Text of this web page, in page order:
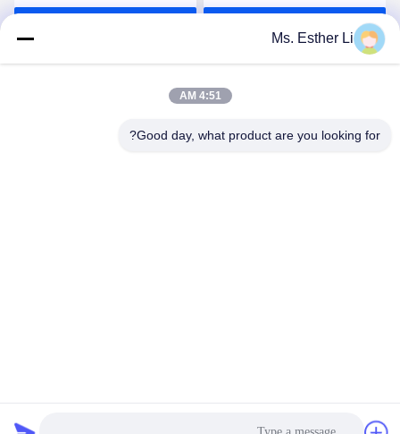
احصل على افضل سعر
Ms. Esther Li
4:51 AM
Good day, what product are you looking for?